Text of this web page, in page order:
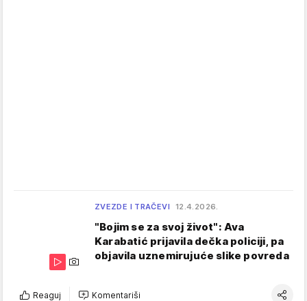
ZVEZDE I TRAČEVI 12.4.2026.
"Bojim se za svoj život": Ava
Karabatić prijavila dečka policiji, pa
objavila uznemirujuće slike povreda
Reaguj Komentariši